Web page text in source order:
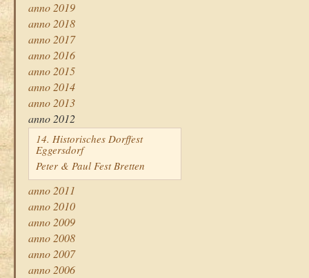
anno 2019
anno 2018
anno 2017
anno 2016
anno 2015
anno 2014
anno 2013
anno 2012
14. Historisches Dorffest
Eggersdorf
Peter & Paul Fest Bretten
anno 2011
anno 2010
anno 2009
anno 2008
anno 2007
anno 2006